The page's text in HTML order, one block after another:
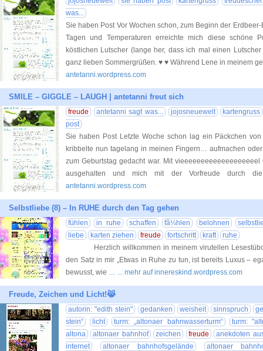
was...
Sie haben Post Vor Wochen schon, zum Beginn der
Tagen und Temperaturen erreichte mich diese schöne
köstlichen Lutscher (lange her, dass ich mal einen
ganz lieben Sommergrüßen. ♥ ♥ Während Lene in meinem
antetanni.wordpress.com
SMILE – GIGGLE – LAUGH | antetanni freut sich
freude antetanni sagt was... jojosneuewelt
kartengruss
post
Sie haben Post Letzte Woche schon lag ein Päckchen
kribbelte nun tagelang in meinen Fingern… aufmachen
zum Geburtstag gedacht war. Mit
ausgehalten und mich mit der Vorfreude durch
antetanni.wordpress.com
Selbstliebe (8) – In RUHE durch den Tag gehen
fühlen in ruhe schaffen fã¼hlen belohnen
liebe
karten ziehen freude fortschritt kraft
ruhe
Herzlich willkommen in meinem virutellen
den Satz in mir „Etwas in Ruhe zu tun, ist bereits Luxus –
bewusst, wie … ... mehr auf innereskind.wordpress.com
Freude, Zeichen und Licht!😹
autorin: "edith stein" gedanken weisheit sinnspruch
stein“
licht turm: „altonaer bahnwasserturm“
turm:
altona
altonaer bahnhof zeichen freude
anekdoten
internet
altonaer bahnhofsgelände
altonaer